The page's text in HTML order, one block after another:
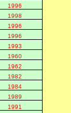
1996
1998
1996
1996
1993
1960
1962
1982
1984
1989
1991